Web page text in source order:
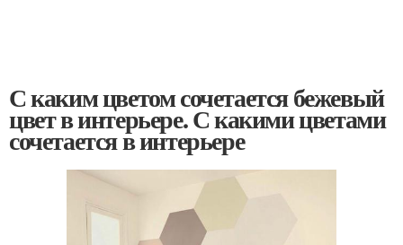
С каким цветом сочетается бежевый
цвет в интерьере. С какими цветами
сочетается в интерьере